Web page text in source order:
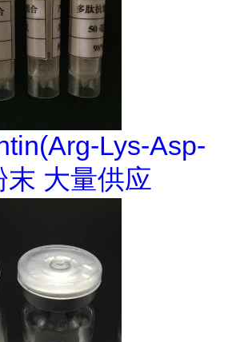
Lys-Asp-
末 大量供应